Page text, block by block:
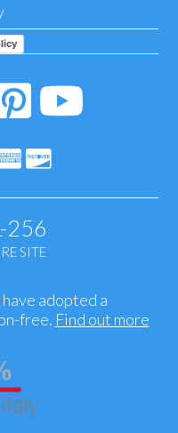
256
SITE
adopted a
free. Find out more